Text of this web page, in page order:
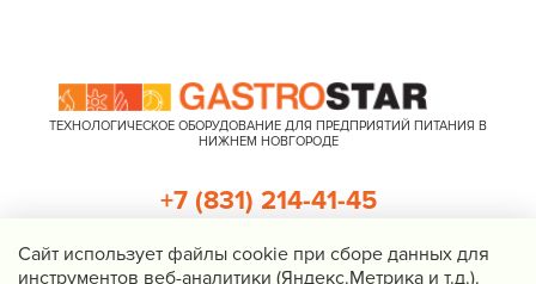
ТЕХНОЛОГИЧЕСКОЕ ОБОРУДОВАНИЕ ДЛЯ ПРЕДПРИЯТИЙ ПИТАНИЯ В
НИЖНЕМ НОВГОРОДЕ
+7 (831) 214-41-45
Cайт использует файлы cookie при сборе данных для
инструментов веб-аналитики (Яндекс.Метрика и т.д.).